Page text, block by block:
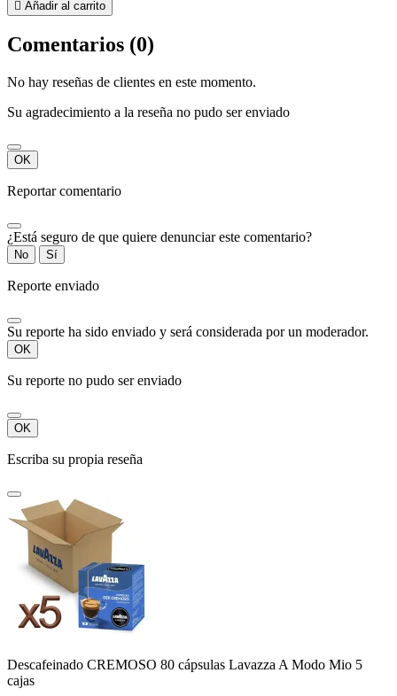
 Añadir al carrito
Comentarios (0)
No hay reseñas de clientes en este momento.
Su agradecimiento a la reseña no pudo ser enviado
OK
Reportar comentario
¿Está seguro de que quiere denunciar este comentario?
No Sí
Reporte enviado
Su reporte ha sido enviado y será considerada por un moderador.
OK
Su reporte no pudo ser enviado
OK
Escriba su propia reseña
Descafeinado CREMOSO 80 cápsulas Lavazza A Modo Mio 5
cajas